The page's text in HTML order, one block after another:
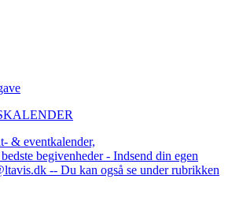
& eventkalender,
begivenheder - Indsend din egen
-- Du kan også se under rubrikken